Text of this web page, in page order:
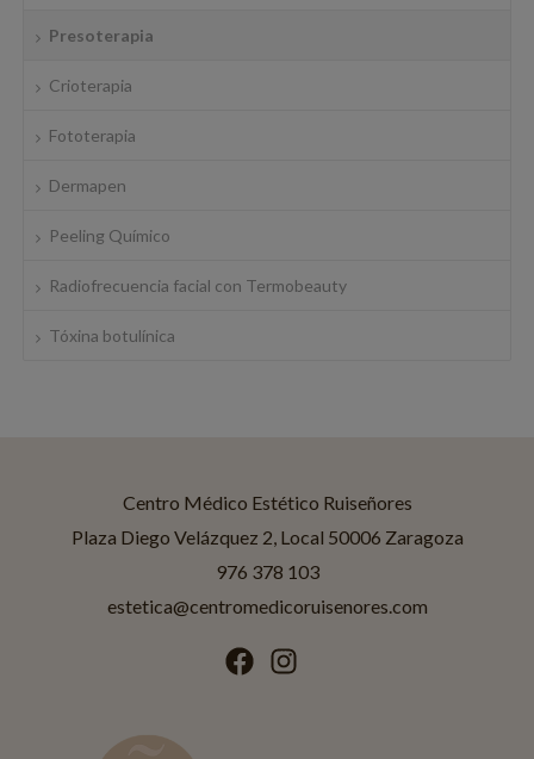
Presoterapia
Crioterapia
Fototerapia
Dermapen
Peeling Químico
Radiofrecuencia facial con Termobeauty
Tóxina botulínica
Centro Médico Estético Ruiseñores
Plaza Diego Velázquez 2, Local 50006 Zaragoza
976 378 103
estetica@centromedicoruisenores.com
¡Hola! Soy Jessica
Asistente IA deRuiseñores Estética.
Tratamientos Promociones